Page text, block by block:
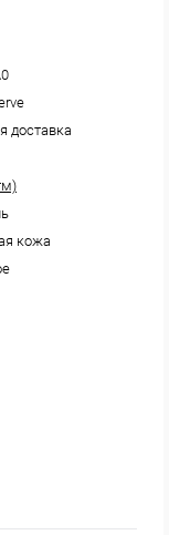
доставка
кожа